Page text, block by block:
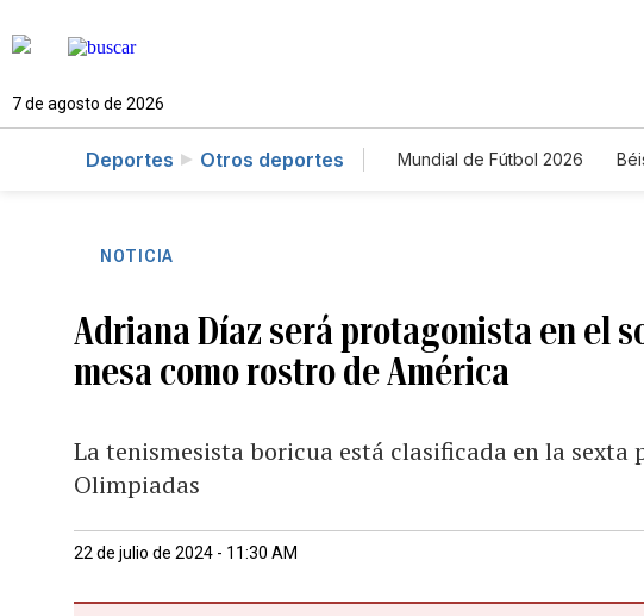
7 de agosto de 2026
Deportes Otros deportes Mundial de Fútbol 2026
NOTICIA
Adriana Díaz será protagonista en el
mesa como rostro de América
La tenismesista boricua está clasificada en la sexta
Olimpiadas
22 de julio de 2024 - 11:30 AM